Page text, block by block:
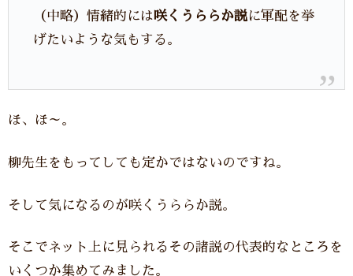
（中略）情緒的には咲くうららか説に軍配を挙
げたいような気もする。
ほ、ほ～。
柳先生をもってしても定かではないのですね。
そして気になるのが咲くうららか説。
そこでネット上に見られるその諸説の代表的なところを
いくつか集めてみました。